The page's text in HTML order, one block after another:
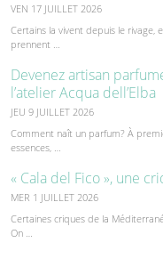
VEN 17 JUILLET 2026
Certains la vivent depuis le
prennent …
Devenez artisan
l’atelier Acqua dell’Elba
JEU 9 JUILLET 2026
Comment naît un parfum? À
essences, …
« Cala del Fico », une
MER 1 JUILLET 2026
Certaines criques de la
On …